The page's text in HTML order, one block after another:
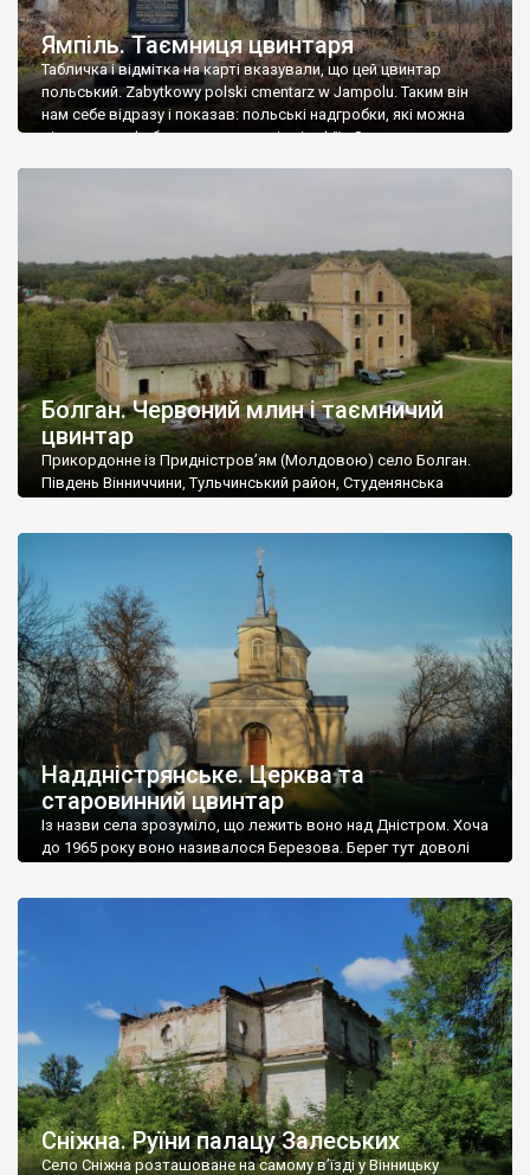
Ямпіль. Таємниця цвинтаря
Табличка і відмітка на карті вказували, що цей цвинтар
польський. Zabytkowy polski cmentarz w Jampolu. Таким він
нам себе відразу і показав: польські надгробки, які можна
віднести до фабричних, польські епітафії… Загалом цвинтар
Болган. Червоний млин і таємничий
цвинтар
Прикордонне із Придністров’ям (Молдовою) село Болган.
Південь Вінниччини, Тульчинський район, Студенянська
старовинний цвинтар із кам’яними хрестами. Всі епітафії, які
збереглися, написані кирилицею, церковнослов’янською
мовою. За всіма традиційними ознаками – цвинтар
український. Хрести датуються 19 століттям. У 1924-1940
роках Болган […]
Наддністрянське. Церква та
старовинний цвинтар
Із назви села зрозуміло, що лежить воно над Дністром. Хоча
до 1965 року воно називалося Березова. Берег тут доволі
Наддністрянське відрізняється від більшості навколишніх
сіл. У селі є мурована Михайлівська церква. Точної дати […]
Сніжна. Руїни палацу Залеських
Село Сніжна розташоване на самому в’їзді у Вінницьку